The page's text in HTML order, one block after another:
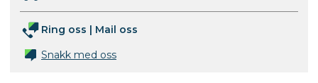
Ring oss | Mail oss
Snakk med oss